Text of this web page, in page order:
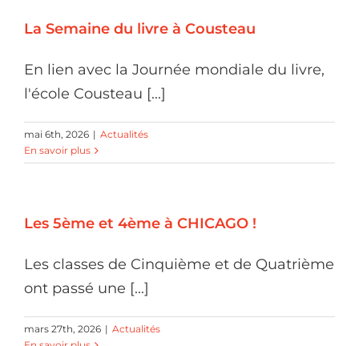
La Semaine du livre à Cousteau
En lien avec la Journée mondiale du livre,
l'école Cousteau [...]
mai 6th, 2026 | Actualités
En savoir plus
Les 5ème et 4ème à CHICAGO !
Les classes de Cinquième et de Quatrième
ont passé une [...]
mars 27th, 2026 | Actualités